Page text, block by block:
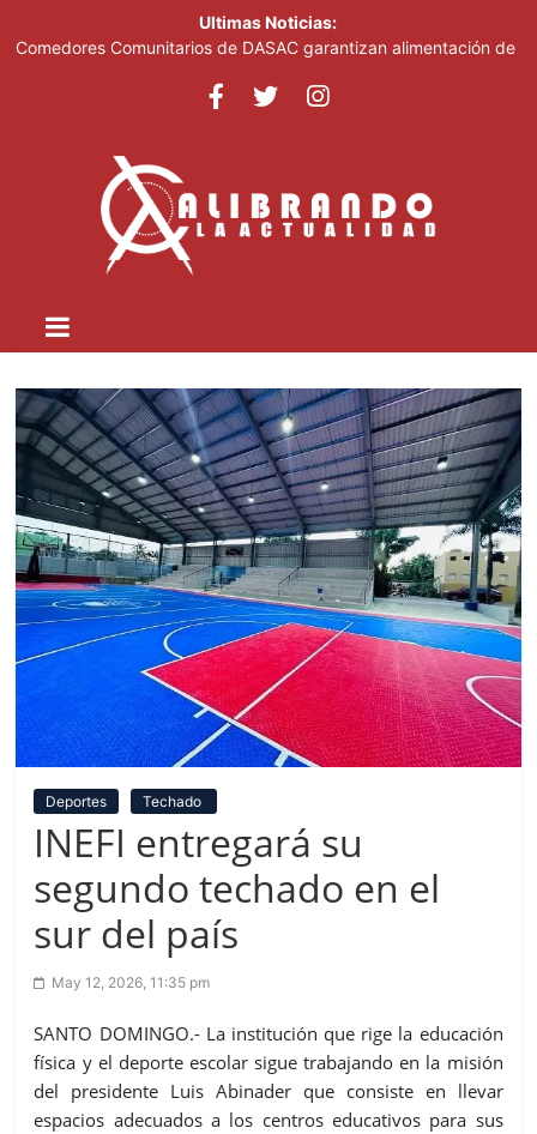
Ultimas Noticias:
Comedores Comunitarios de DASAC garantizan alimentación de
Centroamericanos y del Caribe Santo Domingo 2026
Senado de EE. UU. aprueba nuevo paquete de sanciones a
Italia dice que no acepta ultimátums y mantendrá la suspensión
del Schengen con España
Fransheska Matías gana dos plata en el torneo de pesas de los
Deportes Techado
INEFI entregará su
segundo techado en el
sur del país
May 12, 2026, 11:35 pm
SANTO DOMINGO.- La institución que rige la educación
física y el deporte escolar sigue trabajando en la misión
del presidente Luis Abinader que consiste en llevar
espacios adecuados a los centros educativos para sus